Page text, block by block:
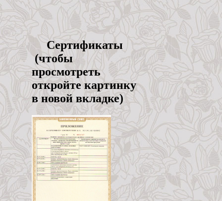
Cертификаты
(чтобы
просмотреть
откройте картинку
в новой вкладке)